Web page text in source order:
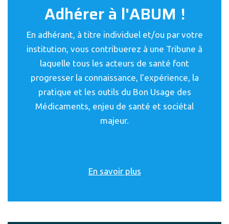
Adhérer à l'ABUM !
En adhérant, à titre individuel et/ou par votre
institution, vous contribuerez à une Tribune à
laquelle tous les acteurs de santé font
progresser la connaissance, l’expérience, la
pratique et les outils du Bon Usage des
Médicaments, enjeu de santé et sociétal
majeur.
En savoir plus